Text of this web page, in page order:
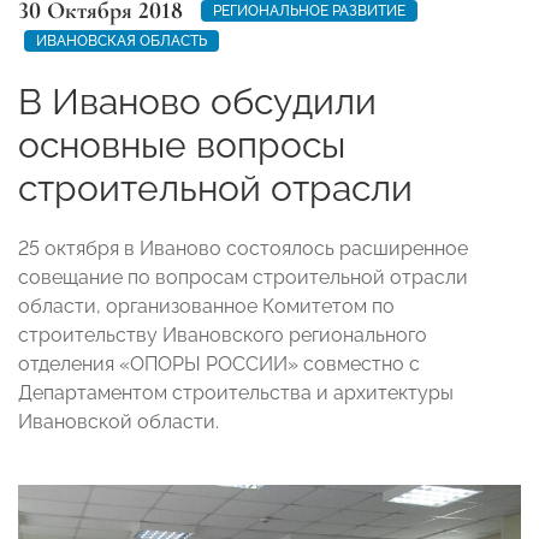
30 Октября 2018
РЕГИОНАЛЬНОЕ РАЗВИТИЕ
ИВАНОВСКАЯ ОБЛАСТЬ
В Иваново обсудили
основные вопросы
строительной отрасли
25 октября в Иваново состоялось расширенное
совещание по вопросам строительной отрасли
области, организованное Комитетом по
строительству Ивановского регионального
отделения «ОПОРЫ РОССИИ» совместно с
Департаментом строительства и архитектуры
Ивановской области.